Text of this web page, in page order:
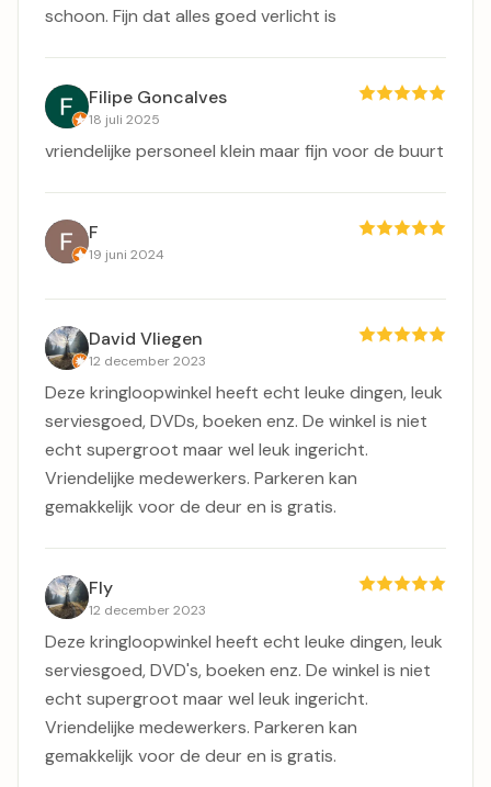
schoon. Fijn dat alles goed verlicht is
Filipe Goncalves
18 juli 2025
vriendelijke personeel klein maar fijn voor de buurt
F
19 juni 2024
David Vliegen
12 december 2023
Deze kringloopwinkel heeft echt leuke dingen, leuk
serviesgoed, DVDs, boeken enz. De winkel is niet
echt supergroot maar wel leuk ingericht.
Vriendelijke medewerkers. Parkeren kan
gemakkelijk voor de deur en is gratis.
Fly
12 december 2023
Deze kringloopwinkel heeft echt leuke dingen, leuk
serviesgoed, DVD's, boeken enz. De winkel is niet
echt supergroot maar wel leuk ingericht.
Vriendelijke medewerkers. Parkeren kan
gemakkelijk voor de deur en is gratis.